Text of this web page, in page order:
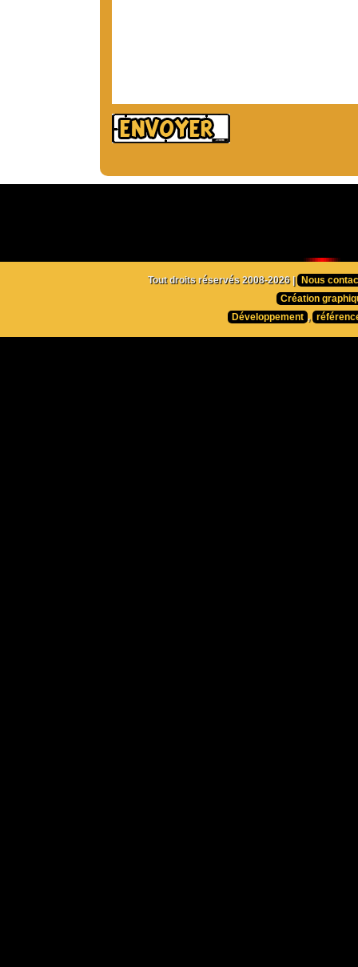
Tout droits réservés 2008-2026 |
Nous
Création
Développement ,